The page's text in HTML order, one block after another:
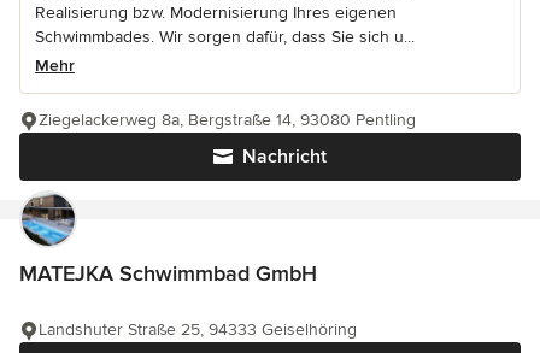
Realisierung bzw. Modernisierung Ihres eigenen
Schwimmbades. Wir sorgen dafür, dass Sie sich u...
Mehr
Nachricht
Ziegelackerweg 8a, Bergstraße 14, 93080 Pentling
MATEJKA Schwimmbad GmbH
Landshuter Straße 25, 94333 Geiselhöring